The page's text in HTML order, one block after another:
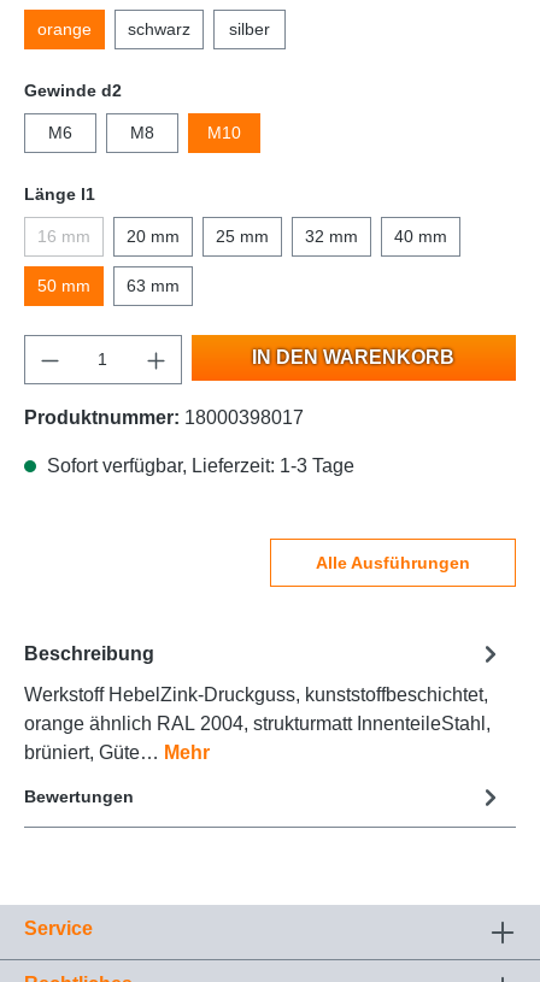
orange schwarz silber
Gewinde d2
M6 M8 M10
Länge l1
16 mm 20 mm 25 mm 32 mm 40 mm
50 mm 63 mm
IN DEN WARENKORB
Produktnummer: 18000398017
Sofort verfügbar, Lieferzeit: 1-3 Tage
Alle Ausführungen
Beschreibung
Werkstoff HebelZink-Druckguss, kunststoffbeschichtet,
orange ähnlich RAL 2004, strukturmatt InnenteileStahl,
brüniert, Güte… Mehr
Bewertungen
Service